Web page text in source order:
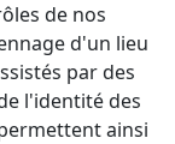
de nos
d'un lieu
par des
l'identité des
ainsi